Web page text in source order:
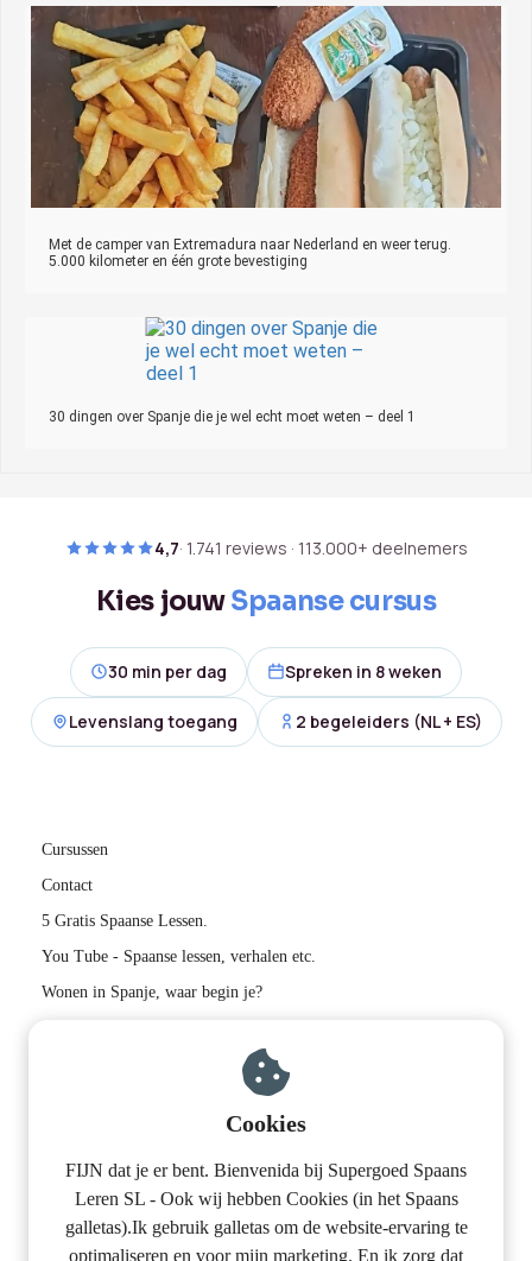
Met de camper van Extremadura naar Nederland en weer terug.
5.000 kilometer en één grote bevestiging
30 dingen over Spanje die je wel echt moet weten – deel 1
4,7· 1.741 reviews · 113.000+ deelnemers
Kies jouwSpaanse cursus
30 min per dag Spreken in 8 weken
Levenslang toegang 2 begeleiders (NL + ES)
Cursussen
Contact
5 Gratis Spaanse Lessen.
You Tube - Spaanse lessen, verhalen etc.
Wonen in Spanje, waar begin je?
Supergoed Spaans Leren S.L.
+34608615697
info@supergoedspaansleren.nl
BTW-nummer: ESB01945898
Cookies
FIJN dat je er bent. Bienvenida bij Supergoed Spaans
Leren SL - Ook wij hebben Cookies (in het Spaans
galletas).Ik gebruik galletas om de website-ervaring te
optimaliseren en voor mijn marketing. En ik zorg dat